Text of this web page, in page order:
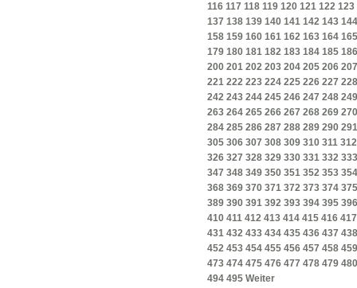
116 117 118 119 120 121 122 123
137 138 139 140 141 142 143 144
158 159 160 161 162 163 164 165
179 180 181 182 183 184 185 186
200 201 202 203 204 205 206 207
221 222 223 224 225 226 227 228
242 243 244 245 246 247 248 249
263 264 265 266 267 268 269 270
284 285 286 287 288 289 290 291
305 306 307 308 309 310 311 312
326 327 328 329 330 331 332 333
347 348 349 350 351 352 353 354
368 369 370 371 372 373 374 375
389 390 391 392 393 394 395 396
410 411 412 413 414 415 416 417
431 432 433 434 435 436 437 438
452 453 454 455 456 457 458 459
473 474 475 476 477 478 479 480
494 495 Weiter